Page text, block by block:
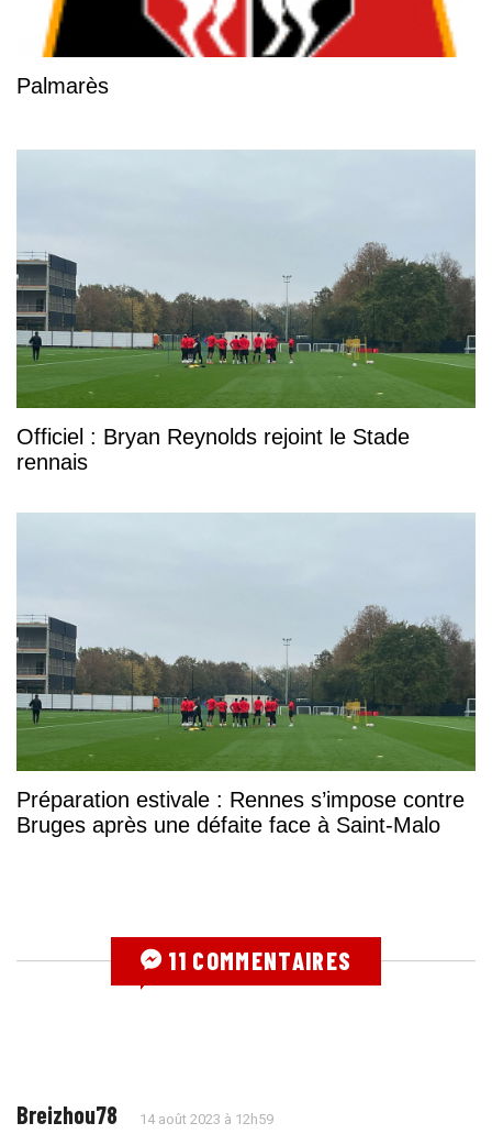
Palmarès
Officiel : Bryan Reynolds rejoint le Stade
rennais
Préparation estivale : Rennes s’impose contre
Bruges après une défaite face à Saint-Malo
11 COMMENTAIRES
Breizhou78 14 août 2023 à 12h59